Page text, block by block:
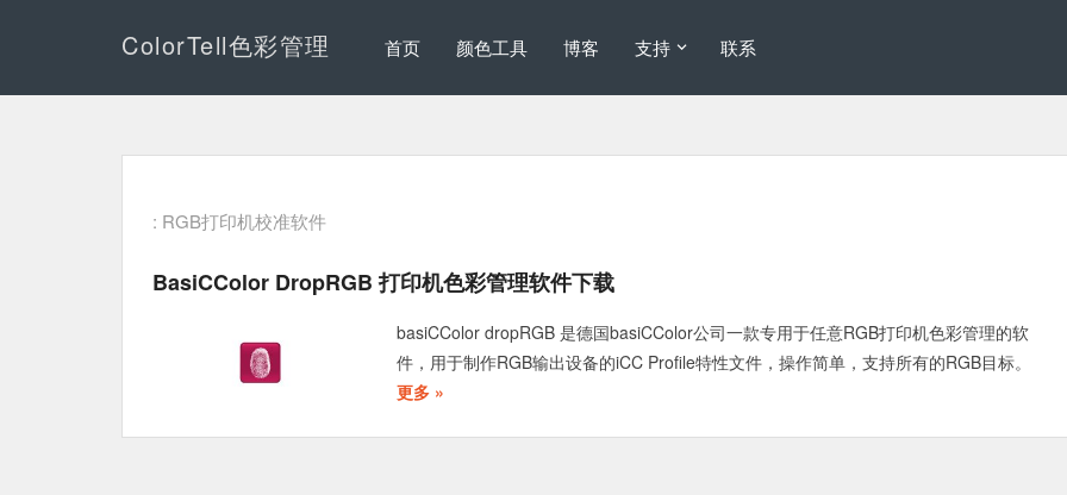
ColorTell色彩管理 首页 颜色工具 博客 支持 联系
: RGB打印机校准软件
BasiCColor DropRGB 打印机色彩管理软件下载
basiCColor dropRGB 是德国basiCColor公司一款专用于任意RGB打印机色彩管理的软
件，用于制作RGB输出设备的iCC Profile特性文件，操作简单，支持所有的RGB目标。
更多 »